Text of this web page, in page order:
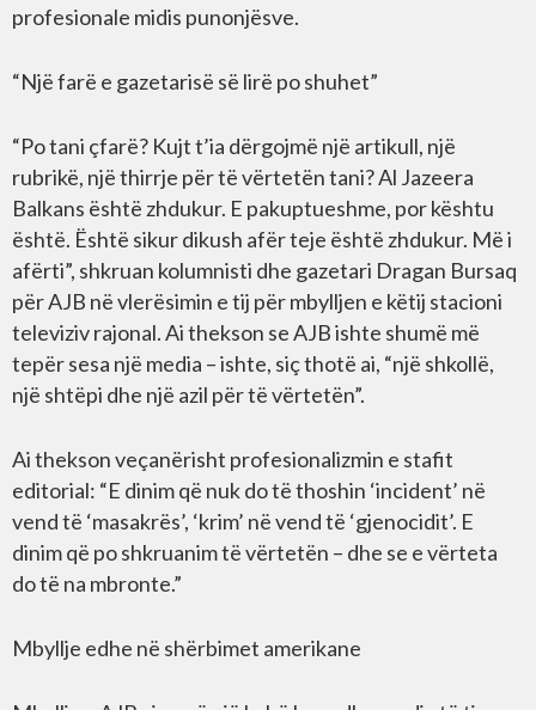
profesionale midis punonjësve.
“Një farë e gazetarisë së lirë po shuhet”
“Po tani çfarë? Kujt t’ia dërgojmë një artikull, një
rubrikë, një thirrje për të vërtetën tani? Al Jazeera
Balkans është zhdukur. E pakuptueshme, por kështu
është. Është sikur dikush afër teje është zhdukur. Më i
afërti”, shkruan kolumnisti dhe gazetari Dragan Bursaq
për AJB në vlerësimin e tij për mbylljen e këtij stacioni
televiziv rajonal. Ai thekson se AJB ishte shumë më
tepër sesa një media – ishte, siç thotë ai, “një shkollë,
një shtëpi dhe një azil për të vërtetën”.
Ai thekson veçanërisht profesionalizmin e stafit
editorial: “E dinim që nuk do të thoshin ‘incident’ në
vend të ‘masakrës’, ‘krim’ në vend të ‘gjenocidit’. E
dinim që po shkruanim të vërtetën – dhe se e vërteta
do të na mbronte.”
Mbyllje edhe në shërbimet amerikane